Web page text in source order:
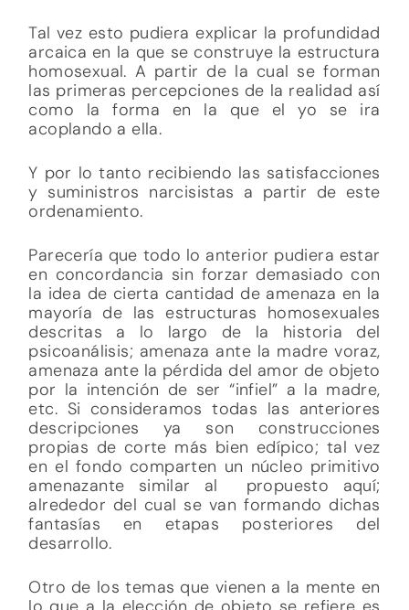
Tal vez esto pudiera explicar la profundidad
arcaica en la que se construye la estructura
homosexual. A partir de la cual se forman
las primeras percepciones de la realidad así
como la forma en la que el yo se ira
acoplando a ella.
Y por lo tanto recibiendo las satisfacciones
y suministros narcisistas a partir de este
ordenamiento.
Parecería que todo lo anterior pudiera estar
en concordancia sin forzar demasiado con
la idea de cierta cantidad de amenaza en la
mayoría de las estructuras homosexuales
descritas a lo largo de la historia del
psicoanálisis; amenaza ante la madre voraz,
amenaza ante la pérdida del amor de objeto
por la intención de ser “infiel” a la madre,
etc. Si consideramos todas las anteriores
descripciones ya son construcciones
propias de corte más bien edípico; tal vez
en el fondo comparten un núcleo primitivo
amenazante similar al propuesto aquí;
alrededor del cual se van formando dichas
fantasías en etapas posteriores del
desarrollo.
Otro de los temas que vienen a la mente en